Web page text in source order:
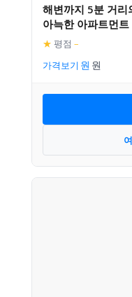
해변까지 5분 거리
아늑한 아파트먼트
★ 평점 –
가격보기